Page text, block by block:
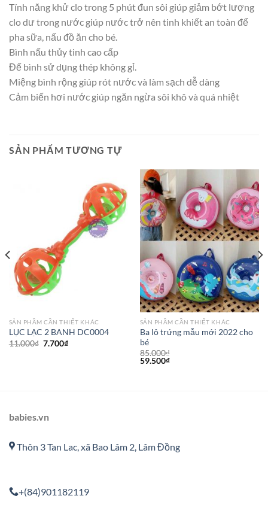
Tính năng khử clo trong 5 phút đun sôi giúp giảm bớt lượng
clo dư trong nước giúp nước trở nên tinh khiết an toàn để
pha sữa, nấu đồ ăn cho bé.
Bình nấu thủy tinh cao cấp
Đế bình sử dụng thép không gỉ.
Miệng bình rộng giúp rót nước và làm sạch dễ dàng
Cảm biến hơi nước giúp ngăn ngừa sôi khô và quá nhiệt
SẢN PHẨM TƯƠNG TỰ
SẢN PHẦM CẦN THIẾT KHÁC
LỤC LẠC 2 BANH DC0004
11.000₫ 7.700₫
SẢN PHẦM CẦN THIẾT KHÁC
Ba lô trứng mẫu mới 2022 cho
bé
85.000₫
59.500₫
babies.vn
Thôn 3 Tan Lac, xã Bao Lâm 2, Lâm Đồng
+(84)901182119